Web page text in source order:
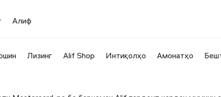
Алиф
Лизинг Alif Shop Интиқолҳо Амонатҳо